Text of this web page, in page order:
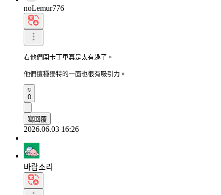
noLemur776
看他們開卡丁車真是太有趣了。
他們這種獨特的一面也很有吸引力。
0
寫回覆
2026.06.03 16:26
바람소리